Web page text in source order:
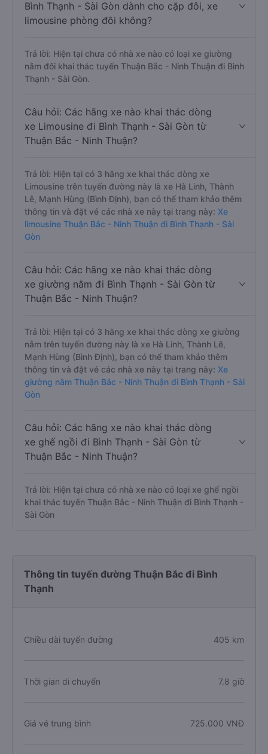
Bình Thạnh - Sài Gòn dành cho cặp đôi, xe
limousine phòng đôi không?
Trả lời: Hiện tại chưa có nhà xe nào có loại xe giường
nằm đôi khai thác tuyến Thuận Bắc - Ninh Thuận đi Bình
Thạnh - Sài Gòn.
Câu hỏi: Các hãng xe nào khai thác dòng
xe Limousine đi Bình Thạnh - Sài Gòn từ
Thuận Bắc - Ninh Thuận?
Trả lời: Hiện tại có 3 hãng xe khai thác dòng xe
Limousine trên tuyến đường này là xe Hà Linh, Thành
Lê, Mạnh Hùng (Bình Định), bạn có thể tham khảo thêm
thông tin và đặt vé các nhà xe này tại trang này: Xe
limousine Thuận Bắc - Ninh Thuận đi Bình Thạnh - Sài
Gòn
Câu hỏi: Các hãng xe nào khai thác dòng
xe giường nằm đi Bình Thạnh - Sài Gòn từ
Thuận Bắc - Ninh Thuận?
Trả lời: Hiện tại có 3 hãng xe khai thác dòng xe giường
nằm trên tuyến đường này là xe Hà Linh, Thành Lê,
Mạnh Hùng (Bình Định), bạn có thể tham khảo thêm
thông tin và đặt vé các nhà xe này tại trang này: Xe
giường nằm Thuận Bắc - Ninh Thuận đi Bình Thạnh - Sài
Gòn
Câu hỏi: Các hãng xe nào khai thác dòng
xe ghế ngồi đi Bình Thạnh - Sài Gòn từ
Thuận Bắc - Ninh Thuận?
Trả lời: Hiện tại chưa có nhà xe nào có loại xe ghế ngồi
khai thác tuyến Thuận Bắc - Ninh Thuận đi Bình Thạnh -
Sài Gòn
Thông tin tuyến đường Thuận Bắc đi Bình
Thạnh
Chiều dài tuyến đường 405 km
Thời gian di chuyển 7.8 giờ
Giá vé trung bình 725.000 VNĐ